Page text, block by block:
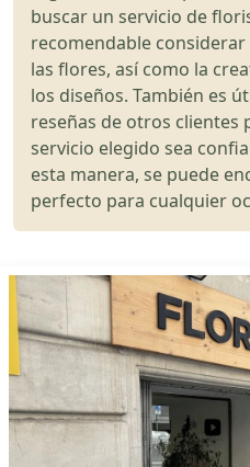
buscar un servicio de
recomendable
las flores, así como la
los diseños. También es
reseñas de otros clientes
servicio elegido sea
esta manera, se puede
perfecto para cualquier